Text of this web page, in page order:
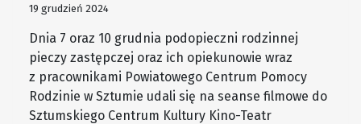
19 grudzień 2024
Dnia 7 oraz 10 grudnia podopieczni rodzinnej
pieczy zastępczej oraz ich opiekunowie wraz
z pracownikami Powiatowego Centrum Pomocy
Rodzinie w Sztumie udali się na seanse filmowe do
Sztumskiego Centrum Kultury Kino-Teatr